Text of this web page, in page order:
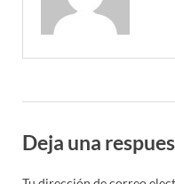
Deja una